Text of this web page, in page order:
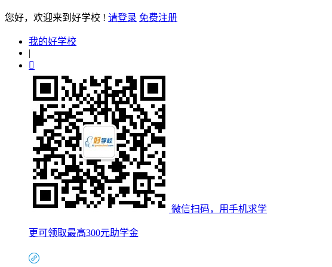
您好，欢迎来到好学校 ! 请登录 免费注册
我的好学校
|

微信扫码，用手机求学
更可领取最高300元助学金